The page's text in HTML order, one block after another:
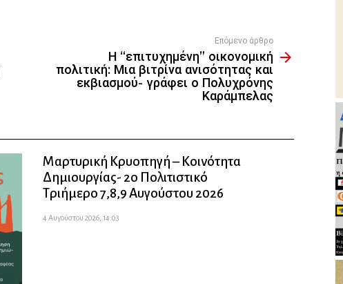
Επόμενο άρθρο
Η “επιτυχημένη” οικονομική
πολιτική: Μια βιτρίνα ανισότητας και
εκβιασμού- γράφει ο Πολυχρόνης
Καράμπελας
Μαρτυρική Κρυοπηγή – Κοινότητα
Δημιουργίας- 2ο Πολιτιστικό
Τριήμερο 7,8,9 Αυγούστου 2026
4 Αυγούστου 2026, 14:03